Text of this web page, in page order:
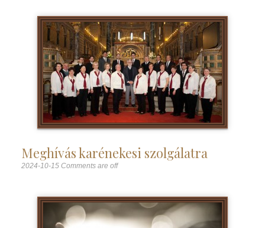
Meghívás karénekesi szolgálatra
2024-10-15 Comments are off